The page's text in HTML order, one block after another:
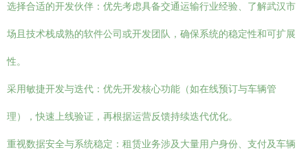
选择合适的开发伙伴：优先考虑具备交通运输行业经验、了解武汉市
场且技术栈成熟的软件公司或开发团队，确保系统的稳定性和可扩展
性。
采用敏捷开发与迭代：优先开发核心功能（如在线预订与车辆管
理），快速上线验证，再根据运营反馈持续迭代优化。
重视数据安全与系统稳定：租赁业务涉及大量用户身份、支付及车辆